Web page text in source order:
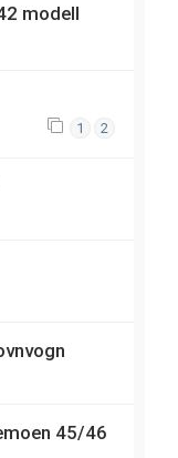
modell
1 2
45/46